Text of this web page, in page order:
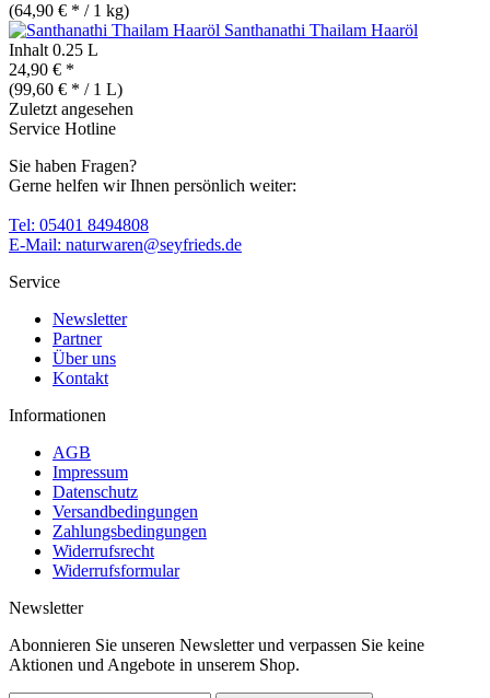
(64,90 € * / 1 kg)
Santhanathi Thailam Haaröl
Inhalt 0.25 L
24,90 € *
(99,60 € * / 1 L)
Zuletzt angesehen
Service Hotline
Sie haben Fragen?
Gerne helfen wir Ihnen persönlich weiter:
Tel: 05401 8494808
E-Mail: naturwaren@seyfrieds.de
Service
Newsletter
Partner
Über uns
Kontakt
Informationen
AGB
Impressum
Datenschutz
Versandbedingungen
Zahlungsbedingungen
Widerrufsrecht
Widerrufsformular
Newsletter
Abonnieren Sie unseren Newsletter und verpassen Sie keine
Aktionen und Angebote in unserem Shop.